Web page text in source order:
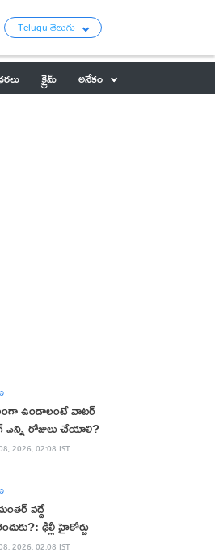
Telugu తెలుగు
క్రైమ్
అనేకం
ఉండాలంటే వాటర్
ఎన్ని రోజులు చేయాలి?
2026, 02:08 IST
వద్దే
ఢిల్లీ హైకోర్టు
2026, 02:08 IST